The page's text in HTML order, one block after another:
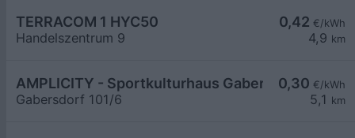
0,42 €/kWh
4,9 km
TERRACOM 1 HYC50
Handelszentrum 9
0,30 €/kWh
5,1 km
AMPLICITY - Sportkulturhaus Gabersdorf
Gabersdorf 101/6